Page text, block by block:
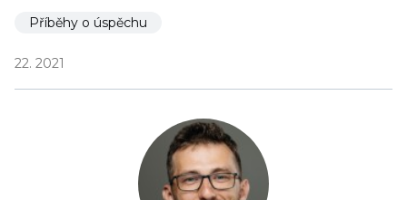
Příběhy o úspěchu
22. 2021